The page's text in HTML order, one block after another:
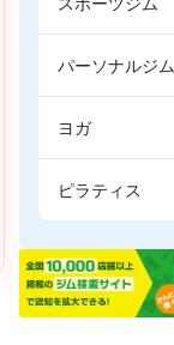
パーソナルジム
ヨガ
ピラティス